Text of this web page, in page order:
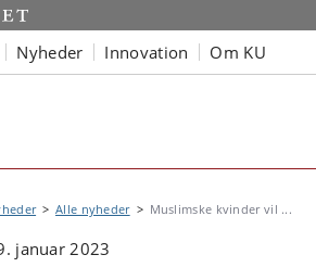
Nyheder Innovation Om KU
Alle nyheder Muslimske kvinder vil ...
januar 2023